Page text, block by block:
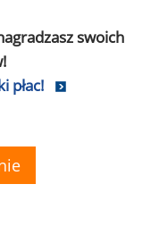
swoich
płac!